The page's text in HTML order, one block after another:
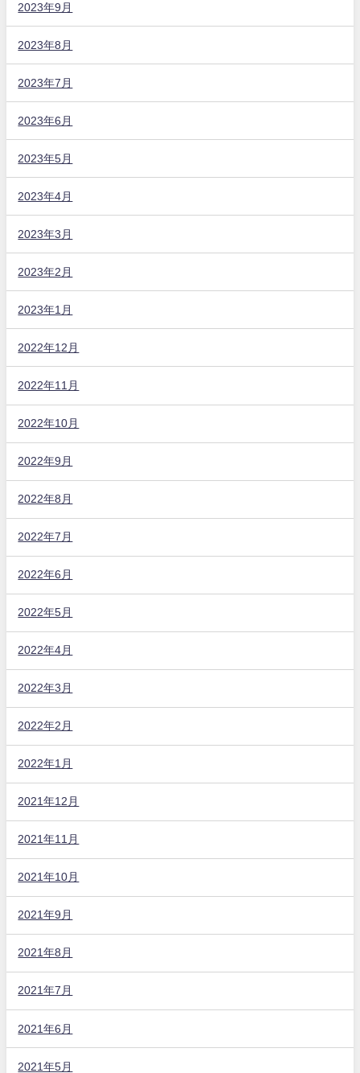
2023年9月
2023年8月
2023年7月
2023年6月
2023年5月
2023年4月
2023年3月
2023年2月
2023年1月
2022年12月
2022年11月
2022年10月
2022年9月
2022年8月
2022年7月
2022年6月
2022年5月
2022年4月
2022年3月
2022年2月
2022年1月
2021年12月
2021年11月
2021年10月
2021年9月
2021年8月
2021年7月
2021年6月
2021年5月